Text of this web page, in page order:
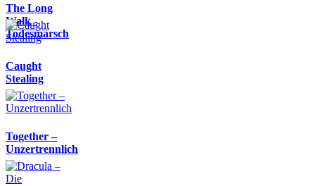
The Long
Walk -
Todesmarsch
Caught
Stealing
Together –
Unzertrennlich